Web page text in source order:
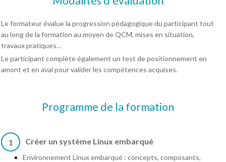
Le formateur évalue la progression pédagogique du participant tout
au long de la formation au moyen de QCM, mises en situation,
travaux pratiques…
Le participant complète également un test de positionnement en
amont et en aval pour valider les compétences acquises.
Programme de la formation
1 Créer un système Linux embarqué
Environnement Linux embarqué : concepts, composants,